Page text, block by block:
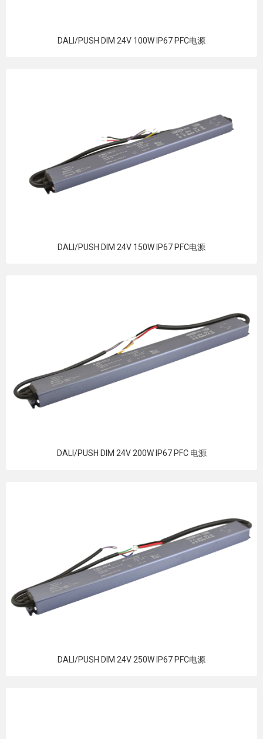
DALI/PUSH DIM 24V 100W IP67 PFC电源
DALI/PUSH DIM 24V 150W IP67 PFC电源
DALI/PUSH DIM 24V 200W IP67 PFC 电源
DALI/PUSH DIM 24V 250W IP67 PFC电源